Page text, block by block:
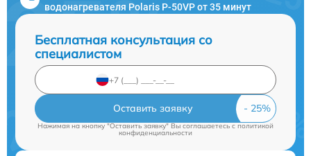
водонагревателя Polaris P-50VP от 35 минут
Бесплатная консультация со
специалистом
Оставить заявку
Нажимая на кнопку "Оставить заявку" Вы соглашаетесь cполитикой
конфиденциальности